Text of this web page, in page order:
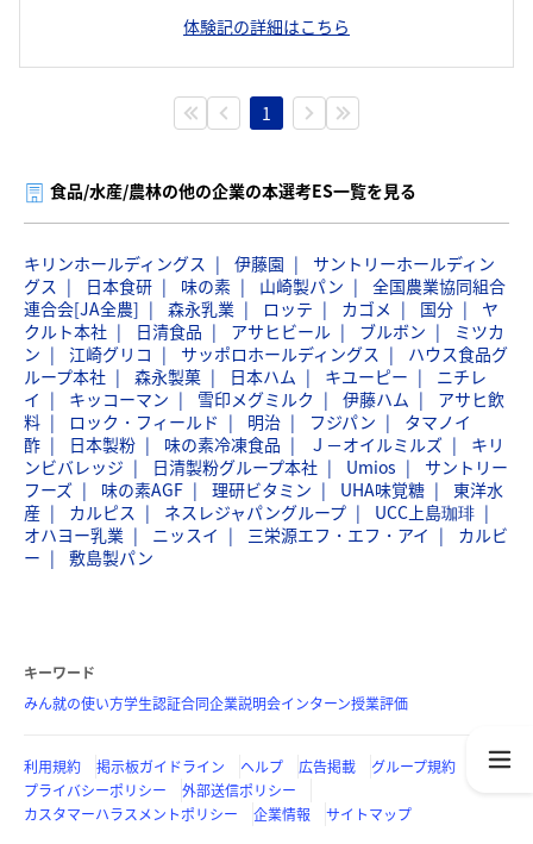
体験記の詳細はこちら
1
食品/水産/農林の他の企業の本選考ES一覧を見る
キリンホールディングス 伊藤園
サントリーホールディン
グス
日本食研 味の素 山崎製パン
全国農業協同組合
連合会[JA全農]
森永乳業 ロッテ カゴメ 国分
ヤ
クルト本社
日清食品 アサヒビール ブルボン
ミツカ
ン
江崎グリコ サッポロホールディングス
ハウス食品グ
ループ本社
森永製菓 日本ハム キユーピー
ニチレ
イ
キッコーマン 雪印メグミルク 伊藤ハム
アサヒ飲
料
ロック・フィールド 明治 フジパン
タマノイ
酢
日本製粉 味の素冷凍食品 Ｊ－オイルミルズ
キリ
ンビバレッジ
日清製粉グループ本社 Umios
サントリー
フーズ
味の素AGF 理研ビタミン UHA味覚糖
東洋水
産
カルピス ネスレジャパングループ
UCC上島珈琲
オハヨー乳業
ニッスイ 三栄源エフ・エフ・アイ
カルビ
ー
敷島製パン
キーワード
みん就の使い方学生認証合同企業説明会インターン授業評価
利用規約 掲示板ガイドライン ヘルプ 広告掲載
グループ規約
プライバシーポリシー
外部送信ポリシー
カスタマーハラスメントポリシー
企業情報 サイトマップ